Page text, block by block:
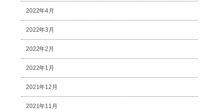
2022年4月
2022年3月
2022年2月
2022年1月
2021年12月
2021年11月